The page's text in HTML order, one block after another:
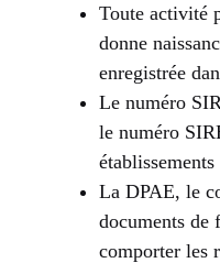
Toute activité
donne
enregistrée
Le numéro
le numéro
établissements
La DPAE, le
documents de
comporter les